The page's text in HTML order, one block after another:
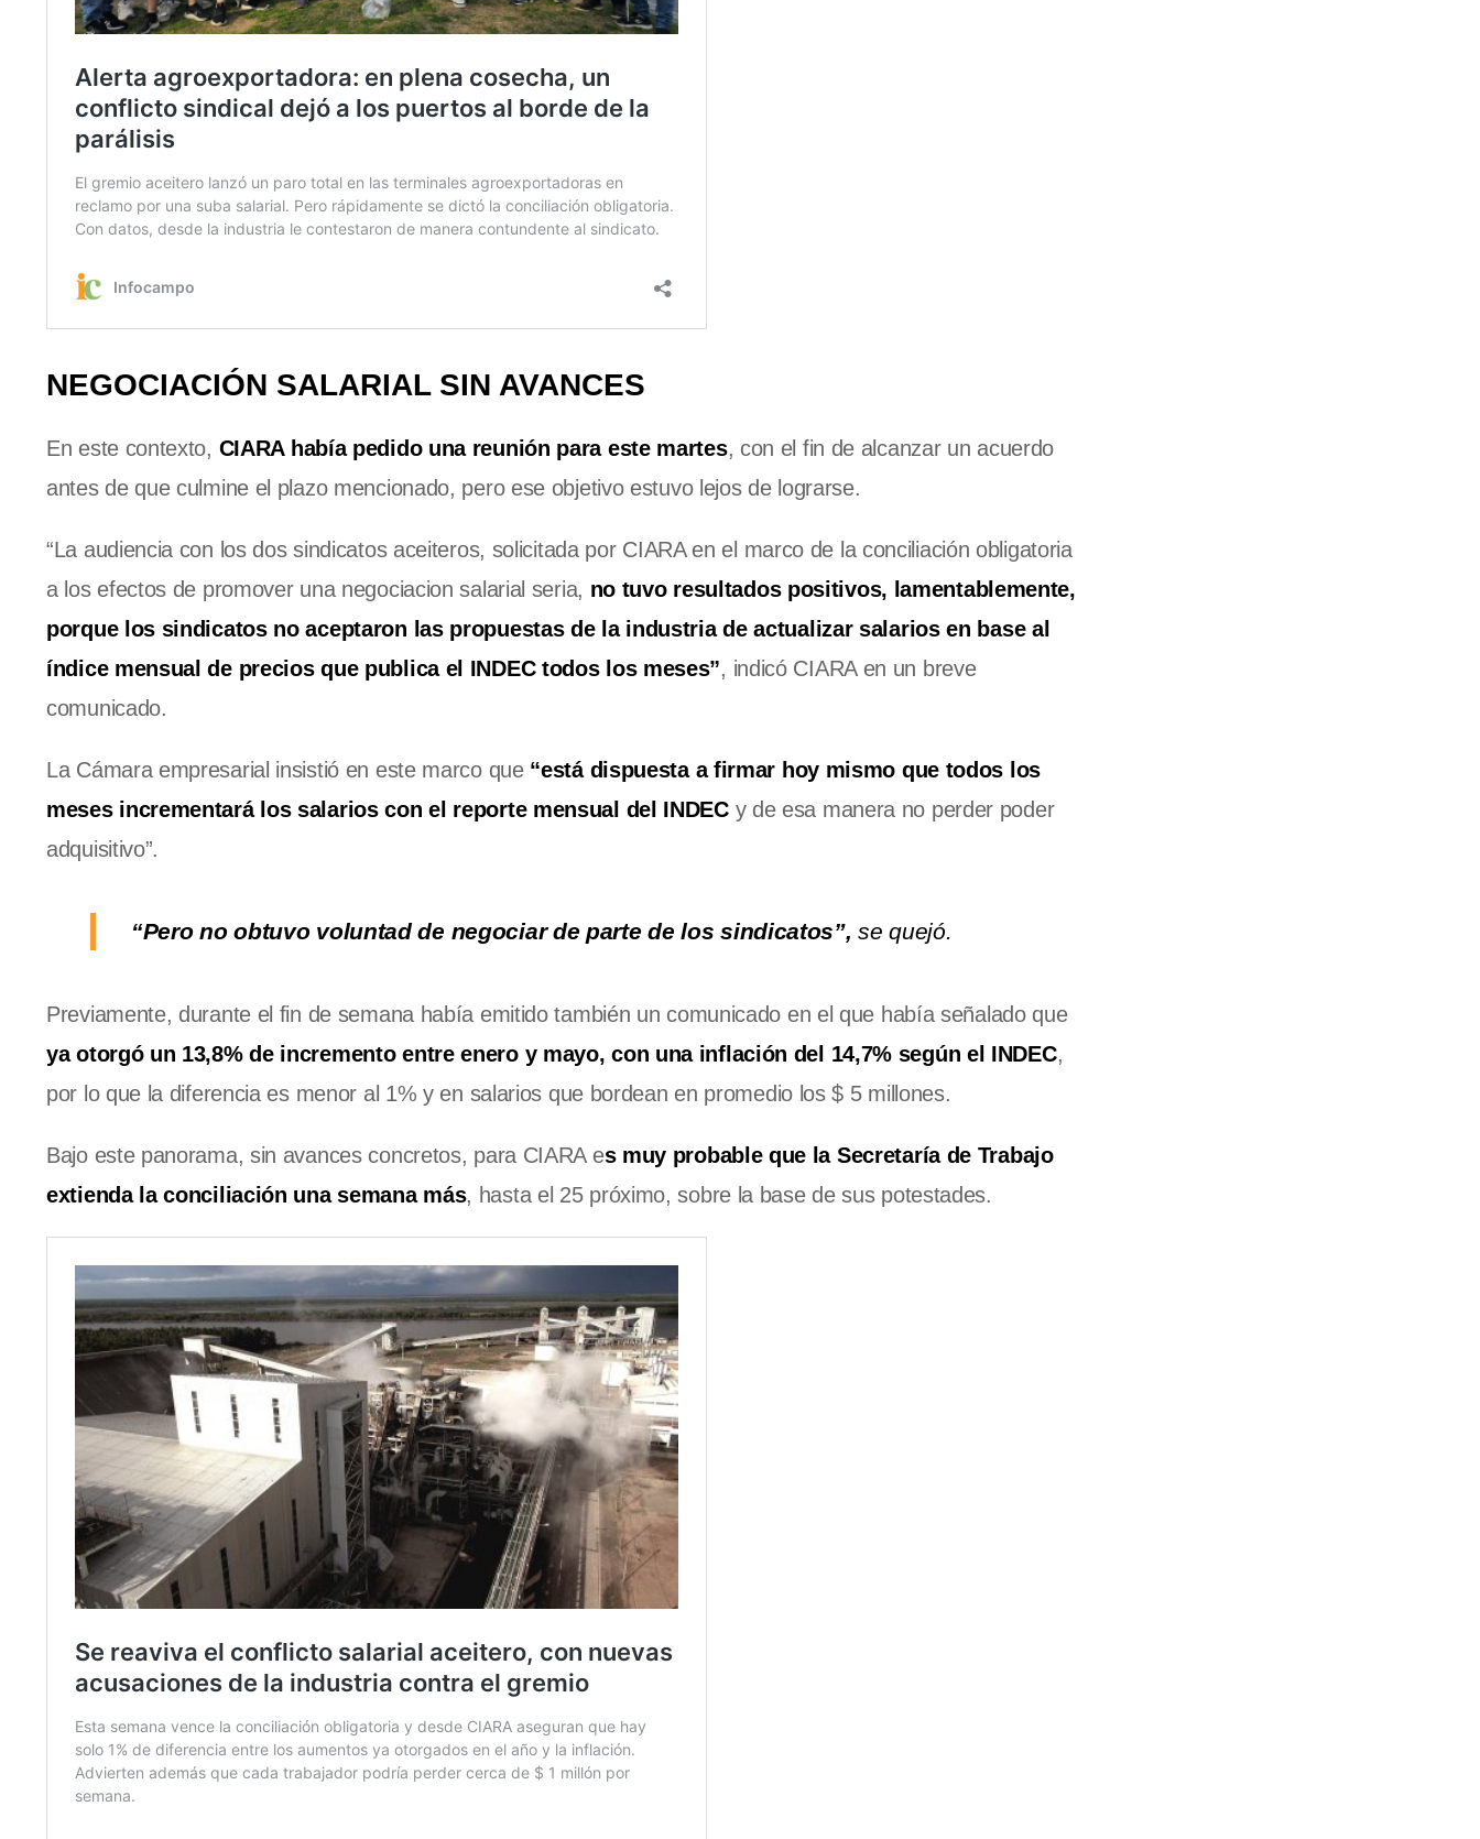
NEGOCIACIÓN SALARIAL SIN AVANCES
En este contexto, CIARA había pedido una reunión para este martes, con el fin de alcanzar un acuerdo
antes de que culmine el plazo mencionado, pero ese objetivo estuvo lejos de lograrse.
“La audiencia con los dos sindicatos aceiteros, solicitada por CIARA en el marco de la conciliación obligatoria
a los efectos de promover una negociacion salarial seria, no tuvo resultados positivos, lamentablemente,
porque los sindicatos no aceptaron las propuestas de la industria de actualizar salarios en base al
índice mensual de precios que publica el INDEC todos los meses”, indicó CIARA en un breve
comunicado.
La Cámara empresarial insistió en este marco que“está dispuesta a firmar hoy mismo que todos los
meses incrementará los salarios con el reporte mensual del INDECy de esa manera no perder poder
adquisitivo”.
“Pero no obtuvo voluntad de negociar de parte de los sindicatos”, se quejó.
Previamente, durante el fin de semana había emitido también un comunicado en el que había señalado que
ya otorgó un 13,8% de incremento entre enero y mayo, con una inflación del 14,7% según el INDEC,
por lo que la diferencia es menor al 1% y en salarios que bordean en promedio los $ 5 millones.
Bajo este panorama, sin avances concretos, para CIARA es muy probable que la Secretaría de Trabajo
extienda la conciliación una semana más, hasta el 25 próximo, sobre la base de sus potestades.